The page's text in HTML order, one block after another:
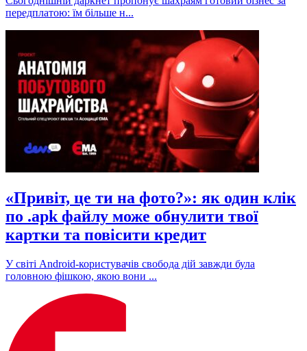
передплатою: їм більше н...
«Привіт, це ти на фото?»: як один клік
по .apk файлу може обнулити твої
картки та повісити кредит
У світі Android-користувачів свобода дій завжди була
головною фішкою, якою вони ...